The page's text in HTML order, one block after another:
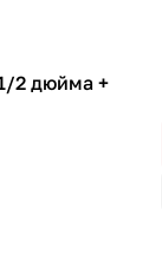
2 дюйма +